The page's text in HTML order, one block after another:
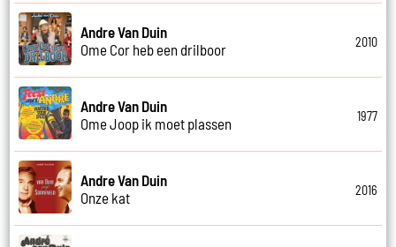
Andre Van Duin
Ome Cor heb een drilboor
2010
Andre Van Duin
Ome Joop ik moet plassen
1977
Andre Van Duin
Onze kat
2016